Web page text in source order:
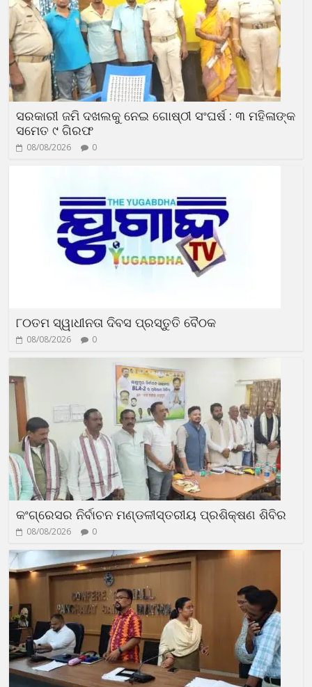
ସରକାରୀ ଜମି ଦଖଲକୁ ନେଇ ଗୋଷ୍ଠୀ ସଂଘର୍ଷ : ୩ ମହିଳାଙ୍କ
ସମେତ ୯ ଗିରଫ
08/08/2026 0
୮୦ତମ ସ୍ୱାଧୀନତା ଦିବସ ପ୍ରସ୍ତୁତି ବୈଠକ
08/08/2026 0
କଂଗ୍ରେସର ନିର୍ବାଚନ ମଣ୍ଡଳୀସ୍ତରୀୟ ପ୍ରଶିକ୍ଷଣ ଶିବିର
08/08/2026 0